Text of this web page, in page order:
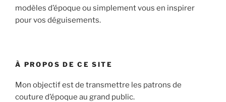
modèles d’époque ou simplement vous en inspirer
pour vos déguisements.
À PROPOS DE CE SITE
Mon objectif est de transmettre les patrons de
couture d’époque au grand public.